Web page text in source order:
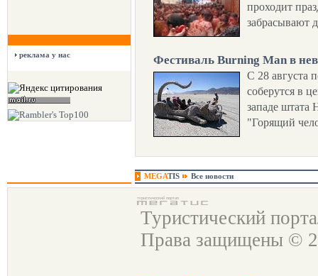
реклама у нас
проходит
забрасывают
Фестиваль Burning Man в
С 28 августа
соберутся в
западе штата
"Горящий
MEGATIS Все новости
Туристический
Права защищены ©